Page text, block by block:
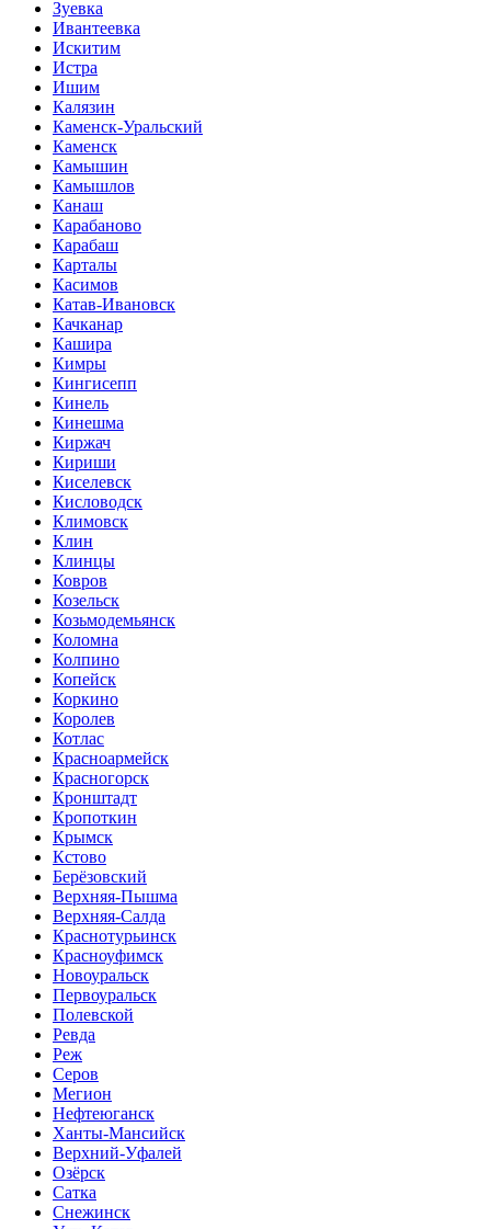
Зуевка
Ивантеевка
Искитим
Истра
Ишим
Калязин
Каменск-Уральский
Каменск
Камышин
Камышлов
Канаш
Карабаново
Карабаш
Карталы
Касимов
Катав-Ивановск
Качканар
Кашира
Кимры
Кингисепп
Кинель
Кинешма
Киржач
Кириши
Киселевск
Кисловодск
Климовск
Клин
Клинцы
Ковров
Козельск
Козьмодемьянск
Коломна
Колпино
Копейск
Коркино
Королев
Котлас
Красноармейск
Красногорск
Кронштадт
Кропоткин
Крымск
Кстово
Берёзовский
Верхняя-Пышма
Верхняя-Салда
Краснотурьинск
Красноуфимск
Новоуральск
Первоуральск
Полевской
Ревда
Реж
Серов
Мегион
Нефтеюганск
Ханты-Мансийск
Верхний-Уфалей
Озёрск
Сатка
Снежинск